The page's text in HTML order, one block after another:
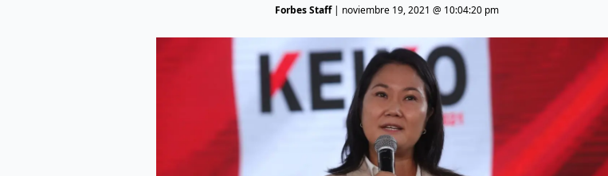
Forbes Staff| noviembre 19, 2021 @ 10:04:20 pm